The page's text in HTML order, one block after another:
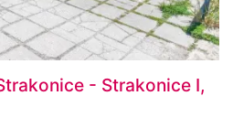
- Strakonice I,